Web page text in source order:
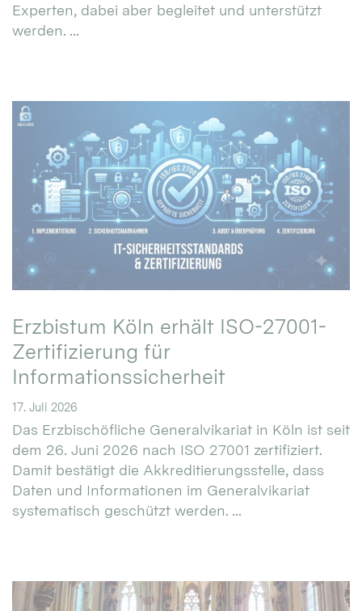
Experten, dabei aber begleitet und unterstützt
werden. ...
Erzbistum Köln erhält ISO-27001-
Zertifizierung für
Informationssicherheit
17. Juli 2026
Das Erzbischöfliche Generalvikariat in Köln ist seit
dem 26. Juni 2026 nach ISO 27001 zertifiziert.
Damit bestätigt die Akkreditierungsstelle, dass
Daten und Informationen im Generalvikariat
systematisch geschützt werden. ...